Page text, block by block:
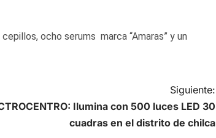
ocho serums marca “Amaras” y un
Siguiente:
Ilumina con 500 luces LED 30
cuadras en el distrito de chilca